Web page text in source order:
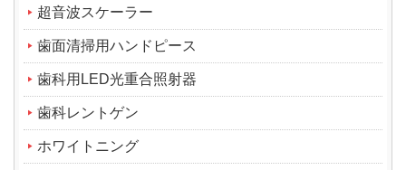
超音波スケーラー
歯面清掃用ハンドピース
歯科用LED光重合照射器
歯科レントゲン
ホワイトニング